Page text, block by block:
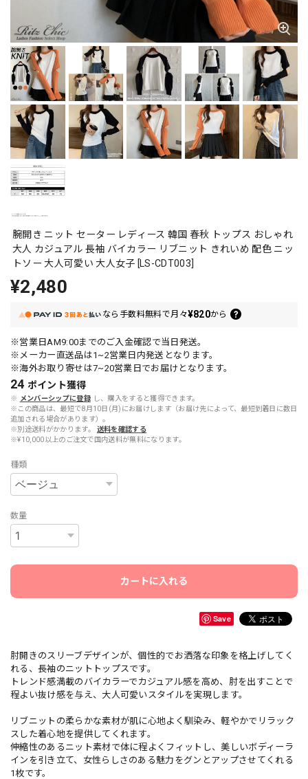
腕開き ニット セーター レディース 韓国 春秋 トップス おしゃれ
大人 カジュアル 長袖 バイカラー リブニット きれいめ 配色 ニッ
トソー 大人可愛い 大人女子 [LS-CDT003]
¥2,480
なら 手数料無料で月々¥820から
※営業日AM9:00までのご入金確認で当日発送。
※メーカー直送品は1~2営業日内発送となります。
※海外お取り寄せは7~20営業日でお届けとなります。
24 ポイント獲得
※ メンバーシップに登録 し、購入をすると獲得できます。
※この商品は、最短で8月10日(月)にお届けします（お届け先によって、最短到着日に数日
追加される場合があります）。
※別途送料がかかります。
送料を確認する
※¥10,000以上のご注文で国内送料が無料になります。
種類
数量
カートに入れる
Save
肘開きのスリーブデザインが、個性的でお洒落な印象を格上げしてく
れる、長袖のニットトップスです。
トレンド感満載のバイカラーでカジュアル感を高め、肘を出すことで
程よい抜け感を与え、大人可愛いスタイルを実現します。
リブニットの柔らかな素材が肌に心地よく馴染み、軽やかでリラック
スした着心地を提供してくれます。
伸縮性のあるニット素材で体に程よくフィットし、美しいボディーラ
インを引き立て、女性らしさのある魅力をグンとアップさせてくれる
1枚です。